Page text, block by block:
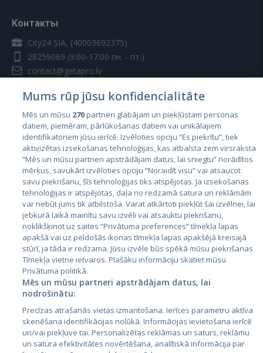
Контакты
City24 SIA, (40003692375)
28259069 (9:00-17:00 пн. - пт.)
contact@getapro.lv
Страны
Эстония
Латвия
Литва
City24.lv
City24.ee
GetaPro.lv
GetaPro.ee
CVbankas.lt
Kainos.lt
Paslaugos.lt
auto24.ee
Mums rūp jūsu konfidencialitāte
Mēs un mūsu 270partneri glabājam un piekļūstam personas
datiem, piemēram, pārlūkošanas datiem vai unikālajiem
identifikatoriem jūsu ierīcē. Izvēloties opciju “Es piekrītu”, tiek
aktivizētas izsekošanas tehnoloģijas, kas atbalsta zem virsraksta
“Mēs un mūsu partneri apstrādājam datus, lai sniegtu” norādītos
mērķus, savukārt izvēloties opciju “Noraidīt visu” vai atsaucot
savu piekrišanu, šīs tehnoloģijas tiks atspējotas. Ja izsekošanas
tehnoloģijas ir atspējotas, daļa no redzamā satura un reklāmām
var nebūt jums tik atbilstoša. Varat atkārtoti piekļūt šai izvēlnei, lai
jebkurā laikā mainītu savu izvēli vai atsauktu piekrišanu,
noklikšķinot uz saites “Privātuma preferences” tīmekļa lapas
apakšā vai uz peldošās ikonas tīmekļa lapas apakšējā kreisajā
stūrī, ja tāda ir redzama. Jūsu izvēle būs spēkā mūsu piekrišanas
Tīmekļa vietne ietvaros. Plašāku informāciju skatiet mūsu
Privātuma politikā.
Mēs un mūsu partneri apstrādājam datus, lai
nodrošinātu:
Precīzas atrašanās vietas izmantošana. Ierīces parametru aktīva
skenēšana identifikācijas nolūkā. Informācijas ievietošana ierīcē
un/vai piekļuve tai. Personalizētas reklāmas un saturs, reklāmu
un satura efektivitātes novērtēšana, analītiskā informācija par